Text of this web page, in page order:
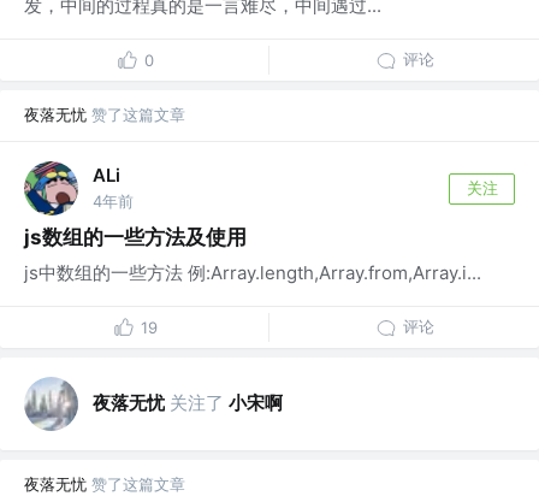
发，中间的过程真的是一言难尽，中间遇过...
0 评论
夜落无忧 赞了这篇文章
ALi
4年前
关注
js数组的一些方法及使用
js中数组的一些方法 例:Array.length,Array.from,Array.i...
19 评论
夜落无忧 关注了 小宋啊
夜落无忧 赞了这篇文章